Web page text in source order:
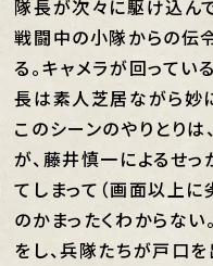
隊長が次々に駆け込ん
戦闘中の小隊からの伝
る。キャメラが回ってい
長は素人芝居ながら妙
このシーンのやりとりは
が、藤井慎一によるせ
てしまって（画面以上に
のかまったくわからな
をし、兵隊たちが戸口